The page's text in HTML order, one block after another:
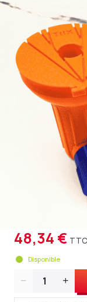
48,34 € TTC
Disponible
Quantité